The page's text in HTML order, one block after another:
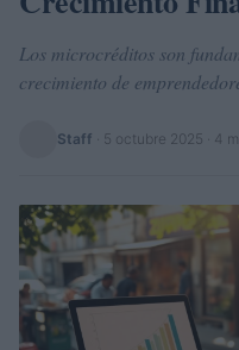
Los microcréditos son
crecimiento de
Staff 5 octubre 2025 · 4